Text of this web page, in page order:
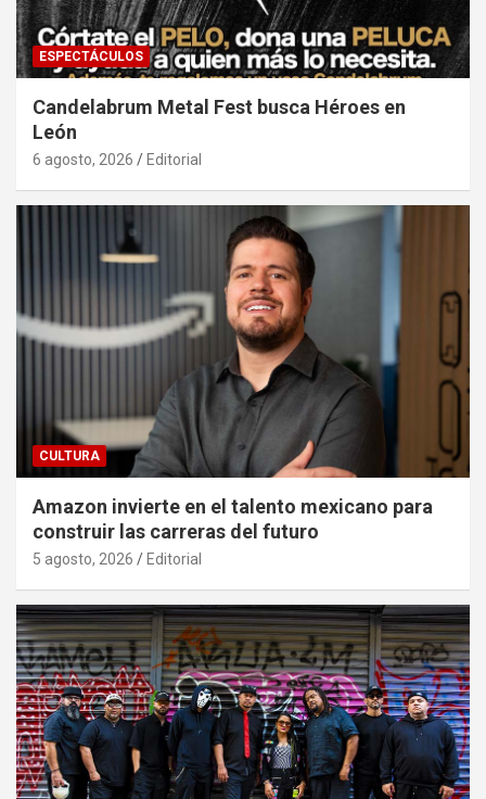
ESPECTÁCULOS
Candelabrum Metal Fest busca Héroes en
León
6 agosto, 2026 Editorial
CULTURA
Amazon invierte en el talento mexicano para
construir las carreras del futuro
5 agosto, 2026 Editorial